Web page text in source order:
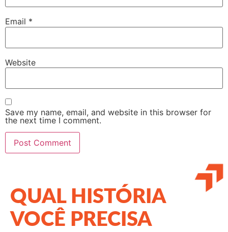
Email *
Website
Save my name, email, and website in this browser for
the next time I comment.
QUAL HISTÓRIA
VOCÊ PRECISA